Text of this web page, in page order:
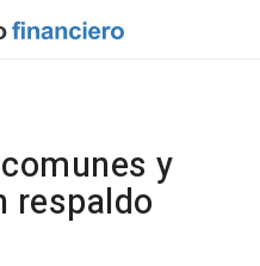
y
respaldo